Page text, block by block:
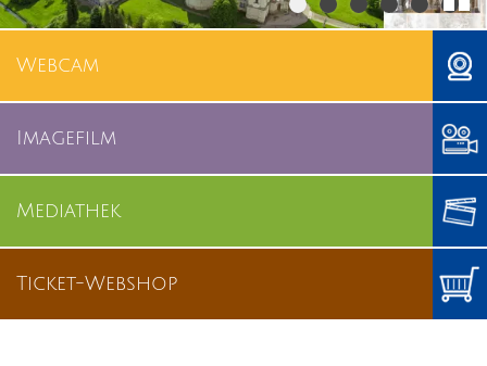
Webcam
Imagefilm
Mediathek
Ticket-Webshop